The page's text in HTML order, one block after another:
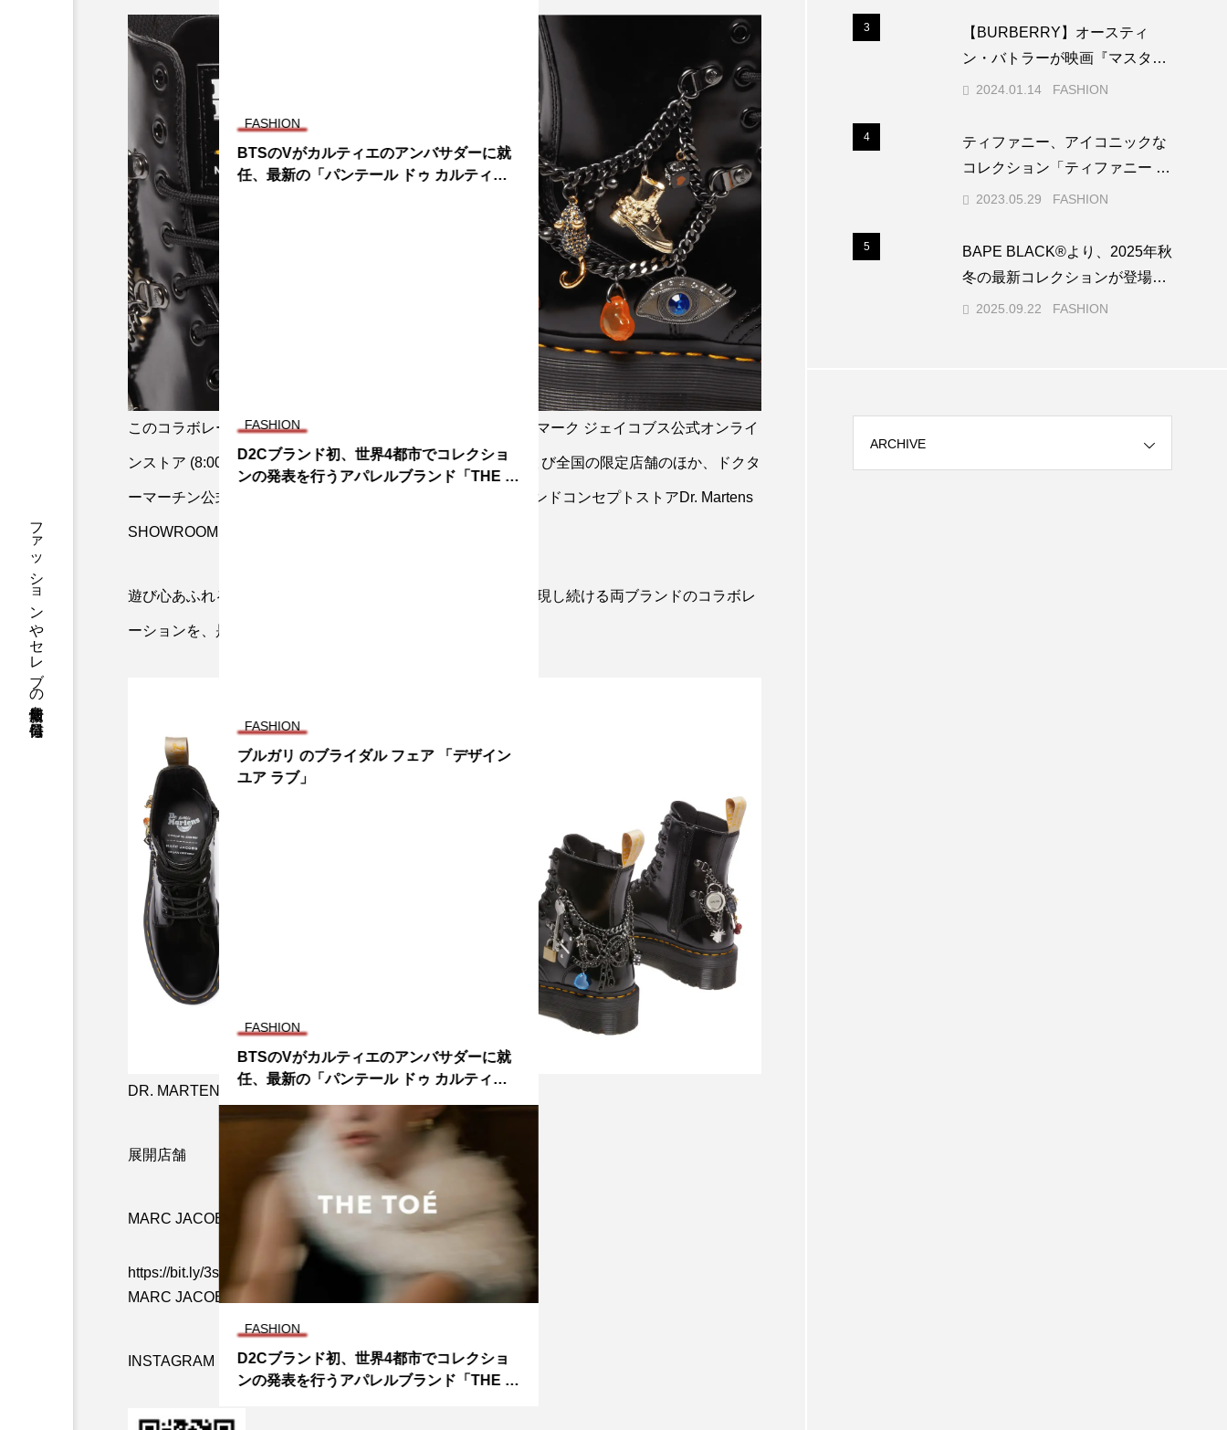
ファッションやセレブの最新情報を毎日発信
このコラボレーションモデルは、2023年9月16日（土）より、マーク ジェイコブス公式オンライ
ンストア (8:00AM販売開始）、MARC JACOBS表参道店、および全国の限定店舗のほか、ドクタ
ーマーチン公式オンラインショップ(8:00AM販売開始）、ブランドコンセプトストアDr. Martens
SHOWROOM TYO、にて発売開始。
遊び心あふれるチャームの装飾を足元で感じながら、自らを表現し続ける両ブランドのコラボレ
ーションを、是非お楽しみください。
DR. MARTENS X MJ チャーム ブーツ ¥47,300
展開店舗
MARC JACOBS JAPAN オンラインストア
https://bit.ly/3sRSgqY
MARC JACOBS JAPAN オフィシャル インスタグラム
INSTAGRAM ID: @marcjacobsjapan
FASHION
BTSのVがカルティエのアンバサダーに就
任、最新の「パンテール ドゥ カルティ
FASHION
D2Cブランド初、世界4都市でコレクショ
ンの発表を行うアパレルブランド「THE T
FASHION
ブルガリ のブライダル フェア 「デザイン
ユア ラブ」
FASHION
BTSのVがカルティエのアンバサダーに就
任、最新の「パンテール ドゥ カルティ
FASHION
D2Cブランド初、世界4都市でコレクショ
ンの発表を行うアパレルブランド「THE T
3
【BURBERRY】オースティ
ン・バトラーが映画『マスター
ズ・オブ・ザ・エアー』LAプレ
2024.01.14 FASHION
4
ティファニー、アイコニックな
コレクション「ティファニー ハ
ードウェア」から新作ウォッチ
2023.05.29 FASHION
5
BAPE BLACK®︎より、2025年秋
冬の最新コレクションが登場。
（ゼン・トライバル・マウンテ
2025.09.22 FASHION
ARCHIVE